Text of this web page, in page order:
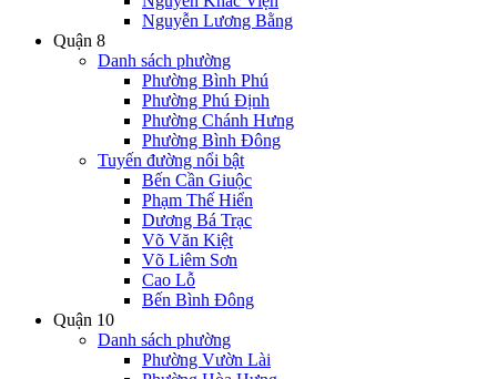
Nguyễn Lương Bằng
Quận 8
Danh sách phường
Phường Bình Phú
Phường Phú Định
Phường Chánh Hưng
Phường Bình Đông
Tuyến đường nổi bật
Bến Cần Giuộc
Phạm Thế Hiển
Dương Bá Trạc
Võ Văn Kiệt
Võ Liêm Sơn
Cao Lỗ
Bến Bình Đông
Quận 10
Danh sách phường
Phường Vườn Lài